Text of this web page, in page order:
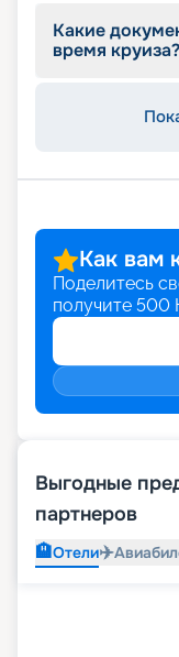
Какие
время круиза?
Как вам
Поделитесь
получите 500
Выгодные
партнеров
🏨Отели✈️